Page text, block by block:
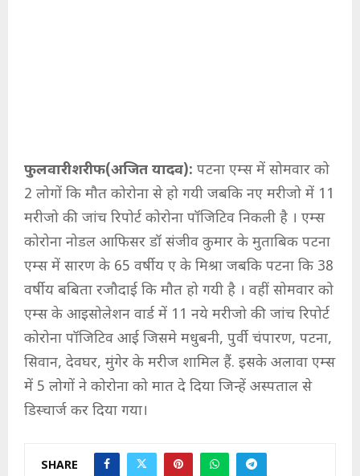
फुलवारीशरीफ(अजित यादव): पटना एम्स में सोमवार को
2 लोगों कि मौत कोरोना से हो गयी जबकि नए मरीजो में 11
मरीजो की जांच रिपोर्ट कोरोना पॉजिटिव निकली है । एम्स
कोरोना नोडल आफिसर डॉ संजीव कुमार के मुताबिक पटना
एम्स में सारण के 65 वर्षीय ए के मिश्रा जबकि पटना कि 38
वर्षीय बबिता रजौदाई कि मौत हो गयी है । वहीं सोमवार को
एम्स के आइसोलेशन वार्ड में 11 नये मरीजो की जांच रिपोर्ट
कोरोना पॉजिटिव आई जिसमे मधुबनी, पुर्वी चंपारण, पटना,
सिवान, देवघर, मुंगेर के मरीज शामिल हैं. इसके अलावा एम्स
में 5 लोगों ने कोरोना को मात दे दिया जिन्हें अस्पताल से
डिस्चार्ज कर दिया गया।
SHARE